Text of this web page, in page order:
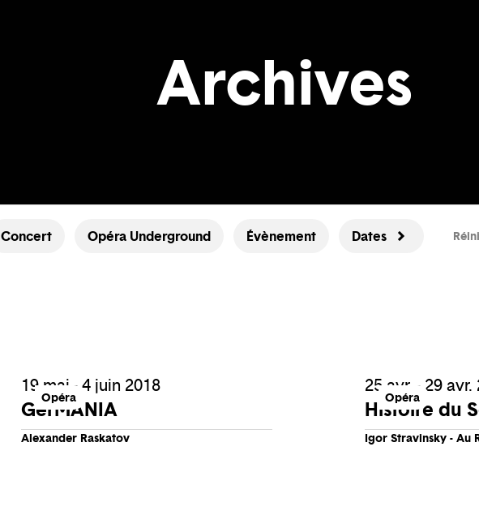
Archives
Concert Opéra Underground Évènement Dates
Opéra
19 mai - 4 juin 2018
GerMANIA
Alexander Raskatov
Opéra
25 avr. - 29 avr.
Histoire du
Igor Stravinsky - Au